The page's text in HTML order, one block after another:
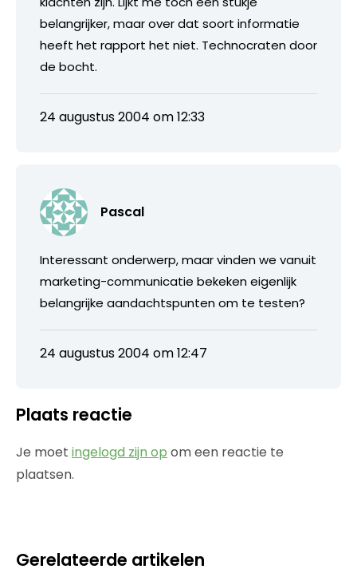
belangrijker, maar over dat soort informatie
heeft het rapport het niet. Technocraten door
de bocht.
24 augustus 2004 om 12:33
Pascal
Interessant onderwerp, maar vinden we vanuit
marketing-communicatie bekeken eigenlijk
belangrijke aandachtspunten om te testen?
24 augustus 2004 om 12:47
Plaats reactie
Je moet ingelogd zijn op om een reactie te
plaatsen.
Gerelateerde artikelen